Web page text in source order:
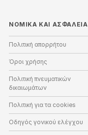
ΝΟΜΙΚΑ ΚΑΙ ΑΣΦΑΛΕΙΑ
Πολιτική απορρήτου
Όροι χρήσης
Πολιτική πνευματικών
δικαιωμάτων
Πολιτική για τα cookies
Οδηγός γονικού ελέγχου